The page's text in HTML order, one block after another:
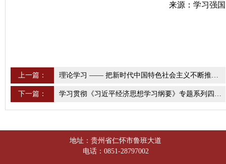
来源：学习强国
上一篇： 理论学习 —— 把新时代中国特色社会主义不断推向前进
下一篇： 学习贯彻《习近平经济思想学习纲要》专题系列四：习近平经济思想指引中国经济行稳致远
地址：贵州省仁怀市鲁班大道
电话：0851-28797002